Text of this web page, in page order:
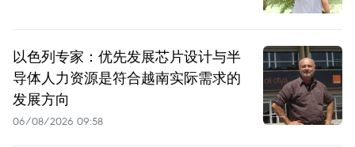
以色列专家：优先发展芯片设计与半
导体人力资源是符合越南实际需求的
发展方向
06/08/2026 09:58